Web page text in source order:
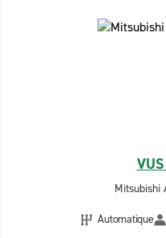
Mitsubishi
Automatique